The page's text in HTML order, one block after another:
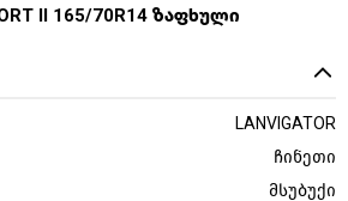
II 165/70R14 ზაფხული
LANVIGATOR
ჩინეთი
მსუბუქი